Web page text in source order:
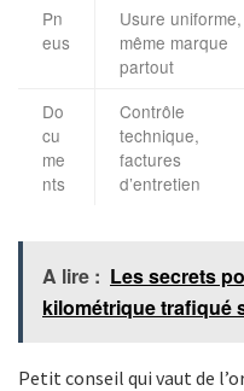
Pn
eus
Usure uniforme,
même marque
partout
Do
cu
me
nts
Contrôle
technique,
factures
d’entretien
A lire : Les secrets
kilométrique trafiqué
Petit conseil qui vaut de